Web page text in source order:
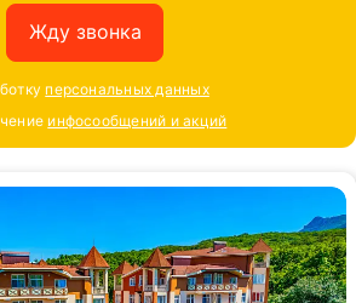
Жду звонка
персональных данных
инфосообщений и акций